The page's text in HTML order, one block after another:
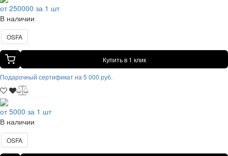
от 250000 за 1 шт
В наличии
OSFA
Купить в 1 клик
Подарочный сертификат на 5 000 руб.
от 5000 за 1 шт
В наличии
OSFA